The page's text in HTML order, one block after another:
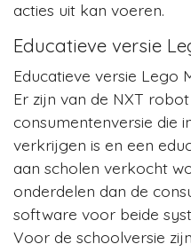
acties uit kan voeren.
Educatieve versie
Educatieve versie Lego
Er zijn van de NXT
consumentenversie die
verkrijgen is en een
aan scholen verkocht
onderdelen dan de
software voor beide
Voor de schoolversie